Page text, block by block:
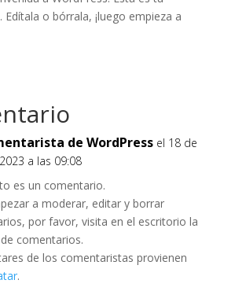
o bórrala, ¡luego empieza a
de WordPress el 18 de
a las 09:08
es un comentario.
a moderar, editar y borrar
por favor, visita en el escritorio la
comentarios.
de los comentaristas provienen
.